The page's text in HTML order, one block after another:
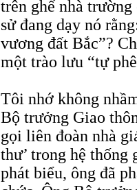
trên ghế nhà
sử đang dạy nó
vương đất Bắc”?
một trào lưu “tự
Tôi nhớ không
Bộ trưởng Giao
gọi liên đoàn nhà
thư’ trong hệ
phát biểu, ông đã